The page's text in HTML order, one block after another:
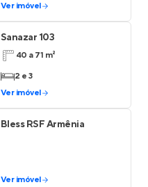
Ver imóvel
Sanazar 103
40 a 71 m²
2 e 3
Ver imóvel
Bless RSF Armênia
Ver imóvel